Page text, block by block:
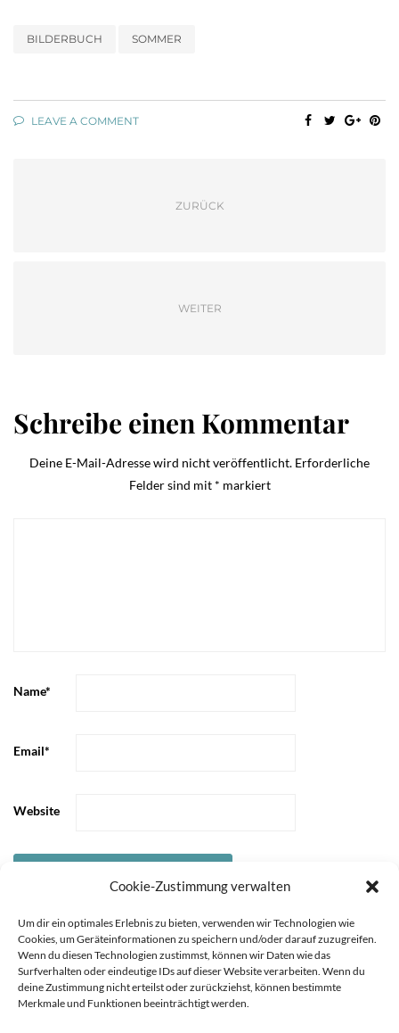
Cookie-Zustimmung verwalten
Um dir ein optimales Erlebnis zu bieten, verwenden wir Technologien wie
Cookies, um Geräteinformationen zu speichern und/oder darauf zuzugreifen.
Wenn du diesen Technologien zustimmst, können wir Daten wie das
Surfverhalten oder eindeutige IDs auf dieser Website verarbeiten. Wenn du
deine Zustimmung nicht erteilst oder zurückziehst, können bestimmte
Merkmale und Funktionen beeinträchtigt werden.
BILDERBUCH SOMMER
LEAVE A COMMENT
ZURÜCK
WEITER
Schreibe einen Kommentar
Deine E-Mail-Adresse wird nicht veröffentlicht. Erforderliche
Felder sind mit * markiert
Name*
Email*
Website